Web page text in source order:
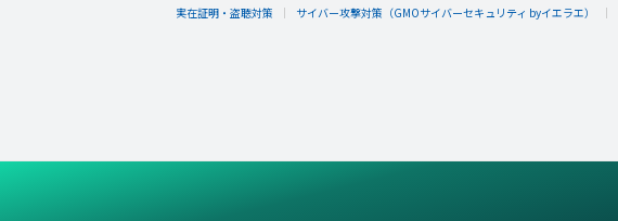
実在証明・盗聴対策
サイバー攻撃対策（GMOサイバーセキュリティ byイエラエ）